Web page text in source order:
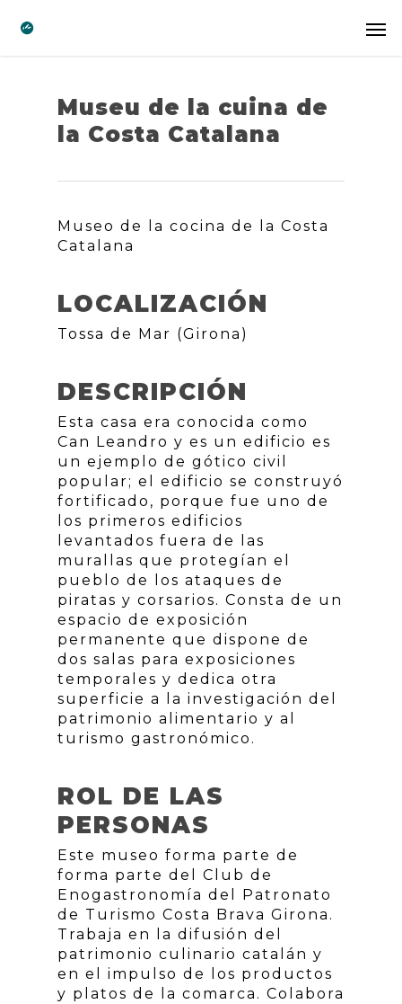
Museu de la cuina de
la Costa Catalana
Museo de la cocina de la Costa
Catalana
LOCALIZACIÓN
Tossa de Mar (Girona)
DESCRIPCIÓN
Esta casa era conocida como
Can Leandro y es un edificio es
un ejemplo de gótico civil
popular; el edificio se construyó
fortificado, porque fue uno de
los primeros edificios
levantados fuera de las
murallas que protegían el
pueblo de los ataques de
piratas y corsarios. Consta de un
espacio de exposición
permanente que dispone de
dos salas para exposiciones
temporales y dedica otra
superficie a la investigación del
patrimonio alimentario y al
turismo gastronómico.
ROL DE LAS
PERSONAS
Este museo forma parte de
forma parte del Club de
Enogastronomía del Patronato
de Turismo Costa Brava Girona.
Trabaja en la difusión del
patrimonio culinario catalán y
en el impulso de los productos
y platos de la comarca. Colabora